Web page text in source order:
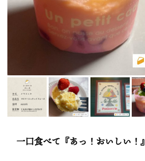
一口食べて『あっ！おいしい！』